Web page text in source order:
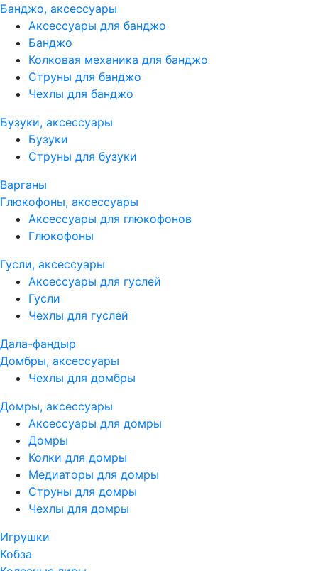
Банджо, аксессуары
Аксессуары для банджо
Банджо
Колковая механика для банджо
Струны для банджо
Чехлы для банджо
Бузуки, аксессуары
Бузуки
Струны для бузуки
Варганы
Глюкофоны, аксессуары
Аксессуары для глюкофонов
Глюкофоны
Гусли, аксессуары
Аксессуары для гуслей
Гусли
Чехлы для гуслей
Дала-фандыр
Домбры, аксессуары
Чехлы для домбры
Домры, аксессуары
Аксессуары для домры
Домры
Колки для домры
Медиаторы для домры
Струны для домры
Чехлы для домры
Игрушки
Кобза